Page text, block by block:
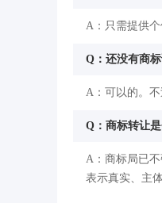
A：只需提供
Q：还没有商
A：可以的。
Q：商标转让
A：商标局已
表示真实、主